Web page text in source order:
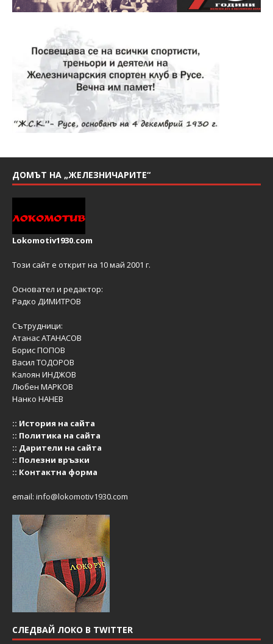
ДОМЪТ НА „ЖЕЛЕЗНИЧАРИТЕ“
Lokomotiv1930.com
Този сайт е открит на 10 май 2001 г.
Основател и редактор:
Радко ДИМИТРОВ
Сътрудници:
Атанас АТАНАСОВ
Борис ПОПОВ
Васил ТОДОРОВ
Калоян ИНДЖОВ
Любен МАРКОВ
Нанко НАНЕВ
:: История на сайта
:: Политика на сайта
:: Дарители на сайта
:: Полезни връзки
:: Контактна форма
email: info@lokomotiv1930.com
СЛЕДВАЙ ЛОКО В TWITTER